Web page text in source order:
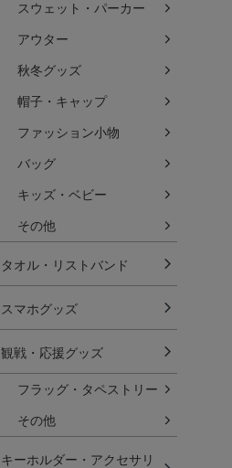
スウェット・パーカー
アウター
秋冬グッズ
帽子・キャップ
ファッション小物
バッグ
キッズ・ベビー
その他
タオル・リストバンド
スマホグッズ
観戦・応援グッズ
フラッグ・タペストリー
その他
キーホルダー・アクセサリ